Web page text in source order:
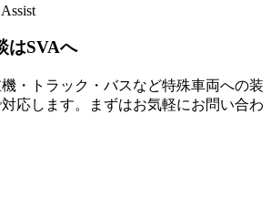
はSVAへ
・トラック・バスなど特殊車両への装
応します。まずはお気軽にお問い合わ